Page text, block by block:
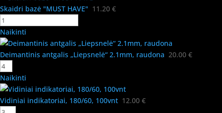
Skaidri bazė "MUST HAVE" 11.20 €
Naikinti
Deimantinis antgalis „Liepsnelė“ 2.1mm, raudona 20.00 €
Naikinti
Vidiniai indikatoriai, 180/60, 100vnt 12.00 €